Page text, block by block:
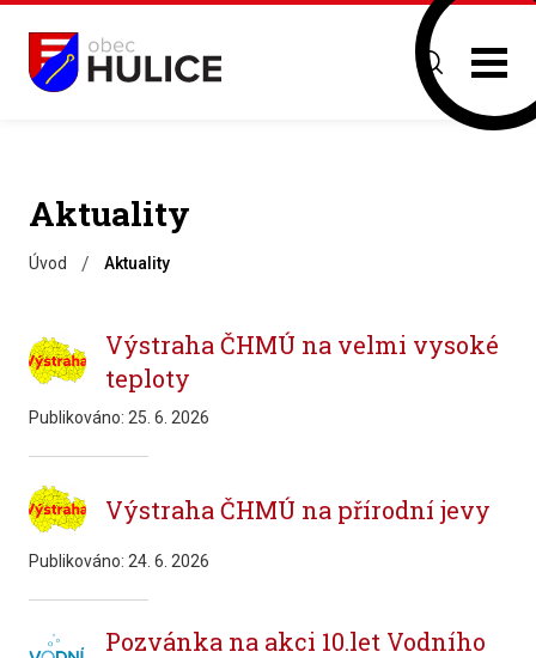
Aktuality
Úvod / Aktuality
Výstraha ČHMÚ na velmi vysoké
teploty
Publikováno: 25. 6. 2026
Výstraha ČHMÚ na přírodní jevy
Publikováno: 24. 6. 2026
Pozvánka na akci 10.let Vodního